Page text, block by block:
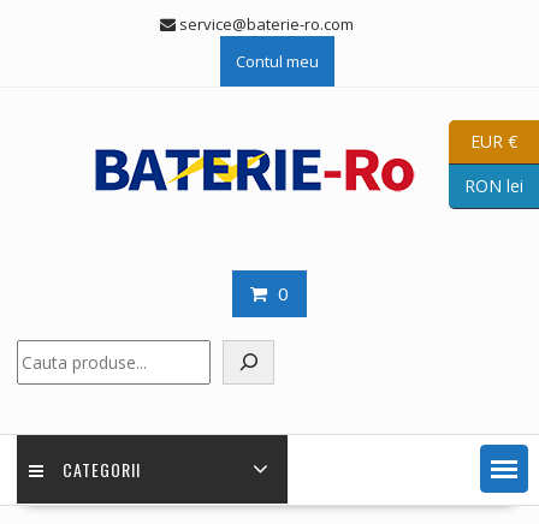
service@baterie-ro.com
Contul meu
0
CATEGORII
EUR €
RON lei